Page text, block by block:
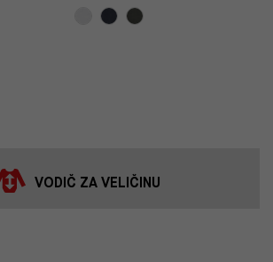
VODIČ ZA VELIČINU